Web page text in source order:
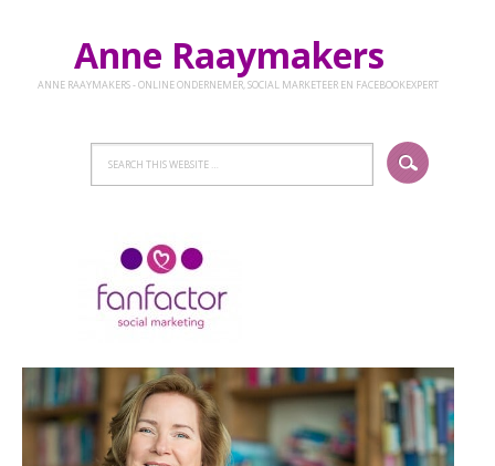
Anne Raaymakers
ANNE RAAYMAKERS - ONLINE ONDERNEMER, SOCIAL MARKETEER EN FACEBOOKEXPERT